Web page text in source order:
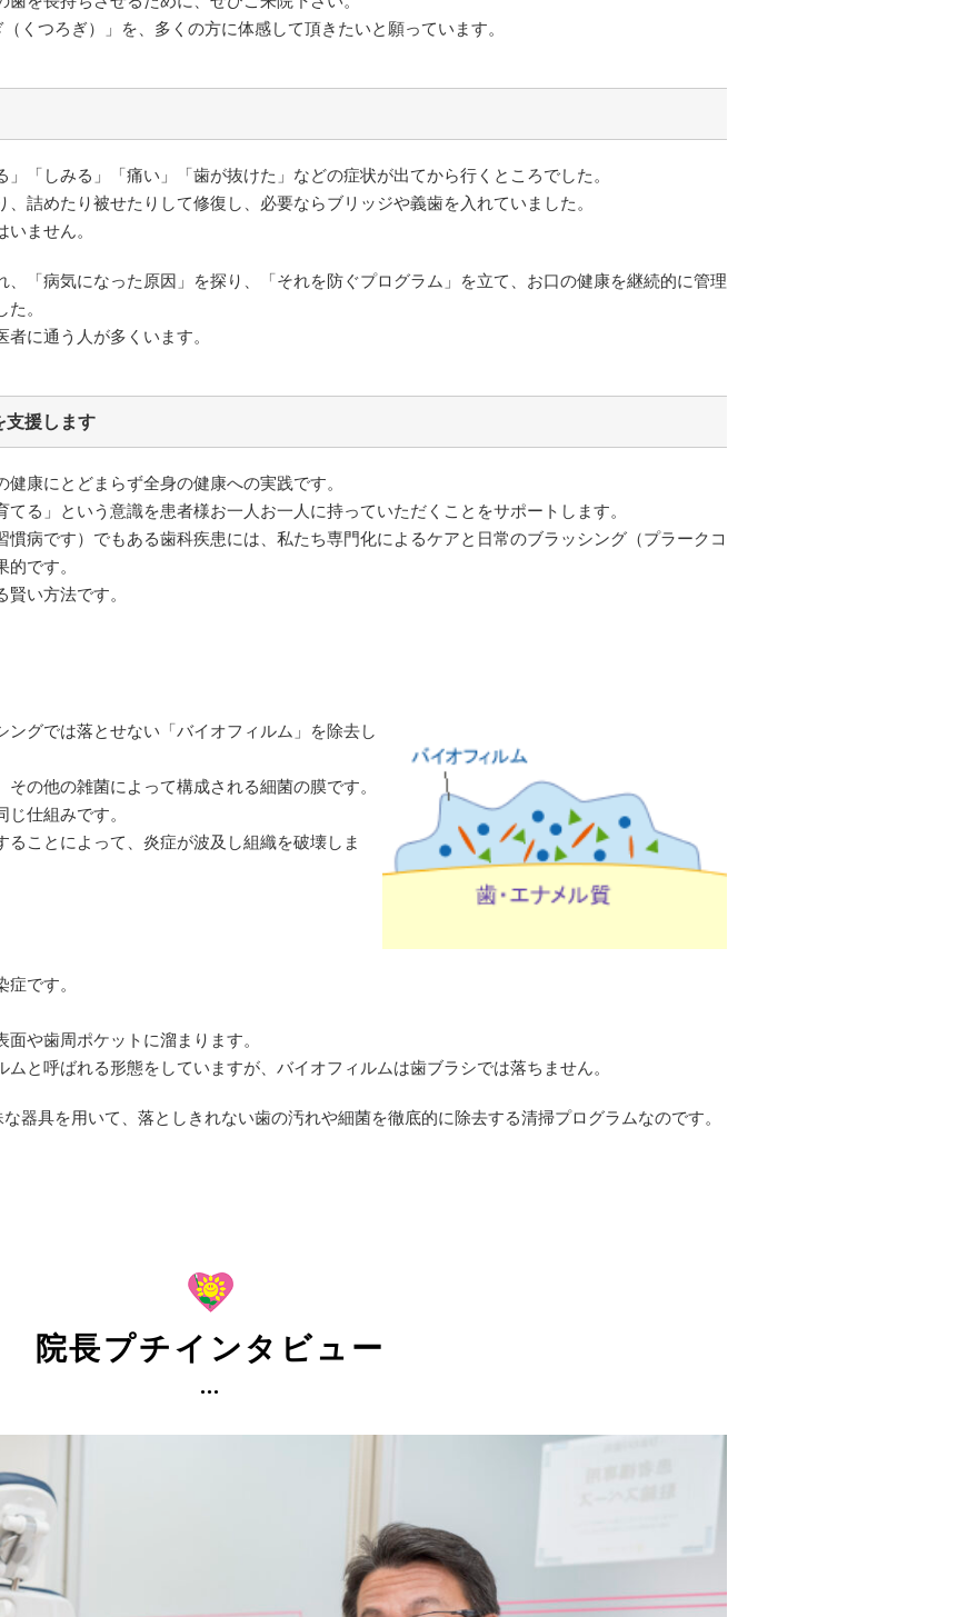
くつろぎ）」を、多くの方に体感して頂きたいと願っています。
「しみる」「痛い」「歯が抜けた」などの症状が出てから行くところでした。
詰めたり被せたりして修復し、必要ならブリッジや義歯を入れていました。
ません。
「病気になった原因」を探り、「それを防ぐプログラム」を立て、お口の健康を継続的に管理
。
に通う人が多くいます。
支援します
康にとどまらず全身の健康への実践です。
る」という意識を患者様お一人お一人に持っていただくことをサポートします。
病です）でもある歯科疾患には、私たち専門化によるケアと日常のブラッシング（プラークコ
です。
い方法です。
グでは落とせない「バイオフィルム」を除去し
の他の雑菌によって構成される細菌の膜です。
仕組みです。
ことによって、炎症が波及し組織を破壊しま
です。
や歯周ポケットに溜まります。
と呼ばれる形態をしていますが、バイオフィルムは歯ブラシでは落ちません。
器具を用いて、落としきれない歯の汚れや細菌を徹底的に除去する清掃プログラムなのです。
院長プチインタビュー